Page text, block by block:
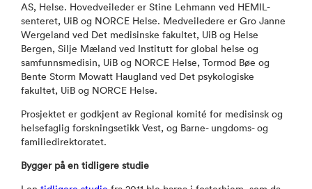
AS, Helse. Hovedveileder er Stine Lehmann ved HEMIL-
senteret, UiB og NORCE Helse. Medveiledere er Gro Janne
Wergeland ved Det medisinske fakultet, UiB og Helse
Bergen, Silje Mæland ved Institutt for global helse og
samfunnsmedisin, UiB og NORCE Helse, Tormod Bøe og
Bente Storm Mowatt Haugland ved Det psykologiske
fakultet, UiB og NORCE Helse.
Prosjektet er godkjent av Regional komité for medisinsk og
helsefaglig forskningsetikk Vest, og Barne- ungdoms- og
familiedirektoratet.
Bygger på en tidligere studie